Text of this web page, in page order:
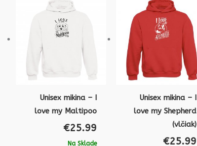
Unisex mikina – I
love my Maltipoo
€25.99
Na Sklade
Unisex mikina – I
love my Shepherd
(vlčiak)
€25.99